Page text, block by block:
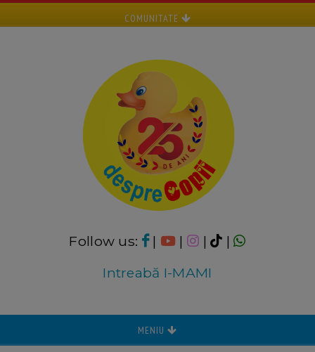
COMUNITATE
Follow us: | | |
|
Intreabă I-MAMI
MENIU